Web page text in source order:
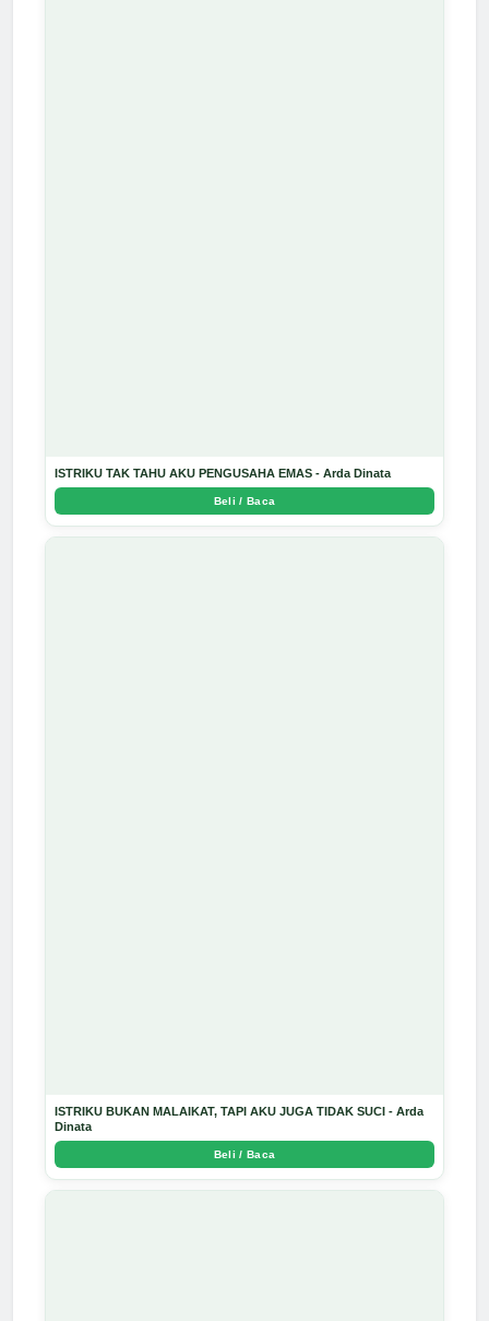
ISTRIKU TAK TAHU AKU PENGUSAHA EMAS - Arda Dinata
Beli / Baca
ISTRIKU BUKAN MALAIKAT, TAPI AKU JUGA TIDAK SUCI - Arda
Dinata
Beli / Baca